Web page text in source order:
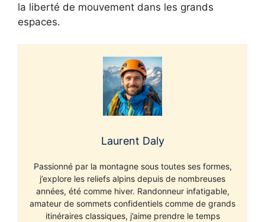
la liberté de mouvement dans les grands
espaces.
Laurent Daly
Passionné par la montagne sous toutes ses formes,
j’explore les reliefs alpins depuis de nombreuses
années, été comme hiver. Randonneur infatigable,
amateur de sommets confidentiels comme de grands
itinéraires classiques, j’aime prendre le temps